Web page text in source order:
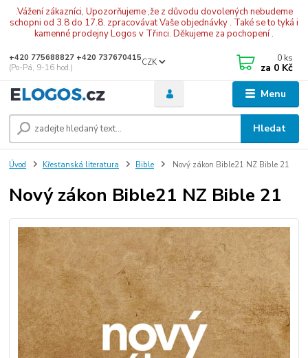
.Vážení zákazníci, Upozorňujeme ,že z důvodu dovolených nebudeme
schopni od 3.8 do 17.8. zpracovávat Vaše objednávky . Také se to tyká i
kamenné prodejny Logos v Třinci. Děkujeme za pochopení .
Menu
CZK
Hledat
+420 775688827 +420 737670415
(Po-Pá, 9-16 hod.)
0 ks
za 0 Kč
Úvod Křesťanská literatura Bible Nový zákon Bible21 NZ Bible 21
Nový zákon Bible21 NZ Bible 21